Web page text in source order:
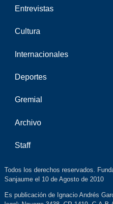
Entrevistas
Cultura
Internacionales
Deportes
Gremial
Archivo
Staff
Todos los derechos reservados.
Sanjaume el 10 de Agosto de 2010
Es publicación de Ignacio Andrés